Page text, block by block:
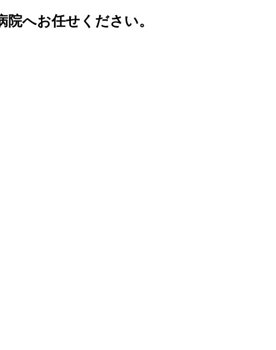
へお任せください。